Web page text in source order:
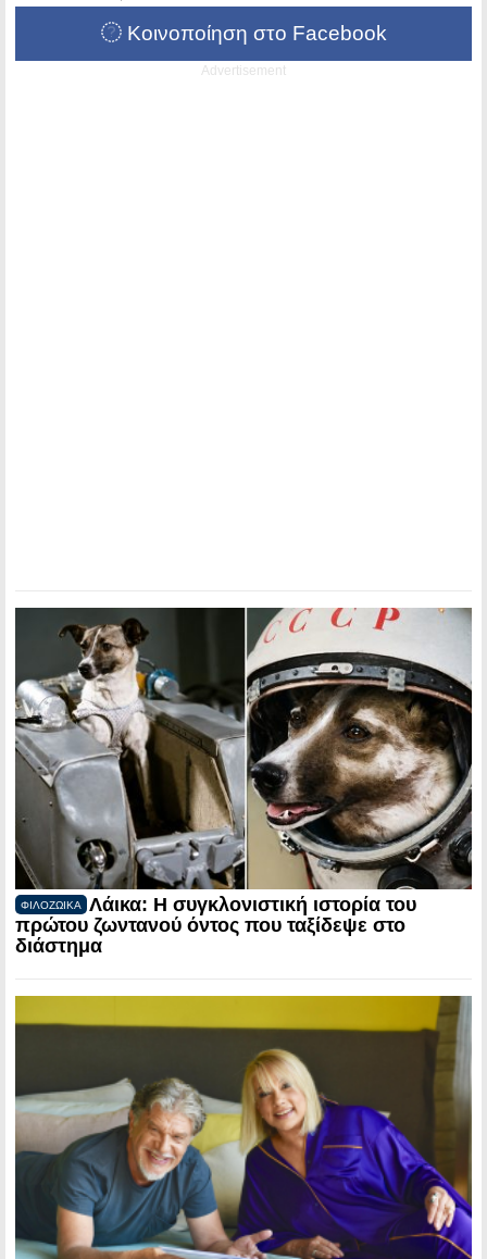
Κοινοποίηση στο Facebook
Advertisement
ΦΙΛΟΖΩΙΚΑ
Λάικα: Η συγκλονιστική ιστορία του
πρώτου ζωντανού όντος που ταξίδεψε στο
διάστημα